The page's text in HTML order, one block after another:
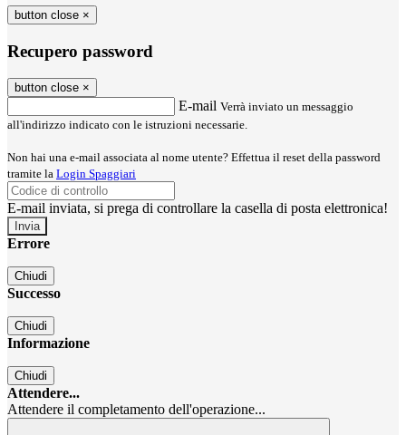
button close ×
Recupero password
button close ×
E-mail Verrà inviato un messaggio
all'indirizzo indicato con le istruzioni necessarie.
Non hai una e-mail associata al nome utente? Effettua il reset della password
tramite la Login Spaggiari
E-mail inviata, si prega di controllare la casella di posta elettronica!
Errore
Chiudi
Successo
Chiudi
Informazione
Chiudi
Attendere...
Attendere il completamento dell'operazione...